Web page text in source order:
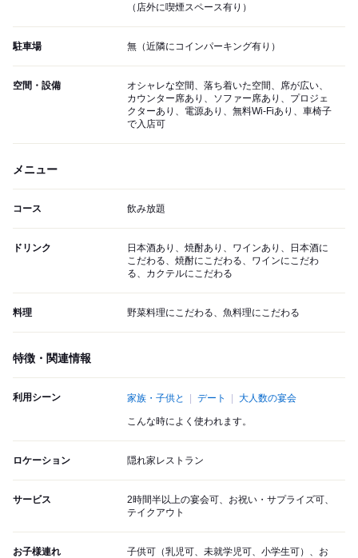
（店外に喫煙スペース有り）
駐車場 無（近隣にコインパーキング有り）
空間・設備
オシャレな空間、落ち着いた空間、席が広い、
カウンター席あり、ソファー席あり、プロジェ
クターあり、電源あり、無料Wi-Fiあり、車椅子
で入店可
メニュー
コース 飲み放題
ドリンク
日本酒あり、焼酎あり、ワインあり、日本酒に
こだわる、焼酎にこだわる、ワインにこだわ
る、カクテルにこだわる
料理 野菜料理にこだわる、魚料理にこだわる
特徴・関連情報
利用シーン 家族・子供と デート 大人数の宴会
こんな時によく使われます。
ロケーション 隠れ家レストラン
サービス
2時間半以上の宴会可、お祝い・サプライズ可、
テイクアウト
お子様連れ
子供可（乳児可、未就学児可、小学生可）、お